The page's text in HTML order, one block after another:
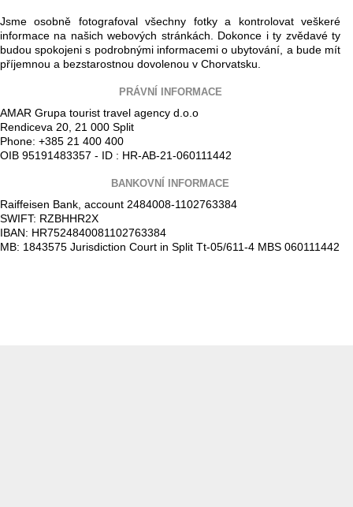
Jsme osobně fotografoval všechny fotky a kontrolovat veškeré
informace na našich webových stránkách. Dokonce i ty zvědavé ty
budou spokojeni s podrobnými informacemi o ubytování, a bude mít
příjemnou a bezstarostnou dovolenou v Chorvatsku.
PRÁVNÍ INFORMACE
AMAR Grupa tourist travel agency d.o.o
Rendiceva 20, 21 000 Split
Phone: +385 21 400 400
OIB 95191483357 - ID : HR-AB-21-060111442
BANKOVNÍ INFORMACE
Raiffeisen Bank, account 2484008-1102763384
SWIFT: RZBHHR2X
IBAN: HR7524840081102763384
MB: 1843575 Jurisdiction Court in Split Tt-05/611-4 MBS 060111442